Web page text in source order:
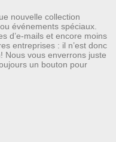
nouvelle collection
événements spéciaux.
d’e-mails et encore moins
entreprises : il n’est donc
Nous vous enverrons juste
un bouton pour